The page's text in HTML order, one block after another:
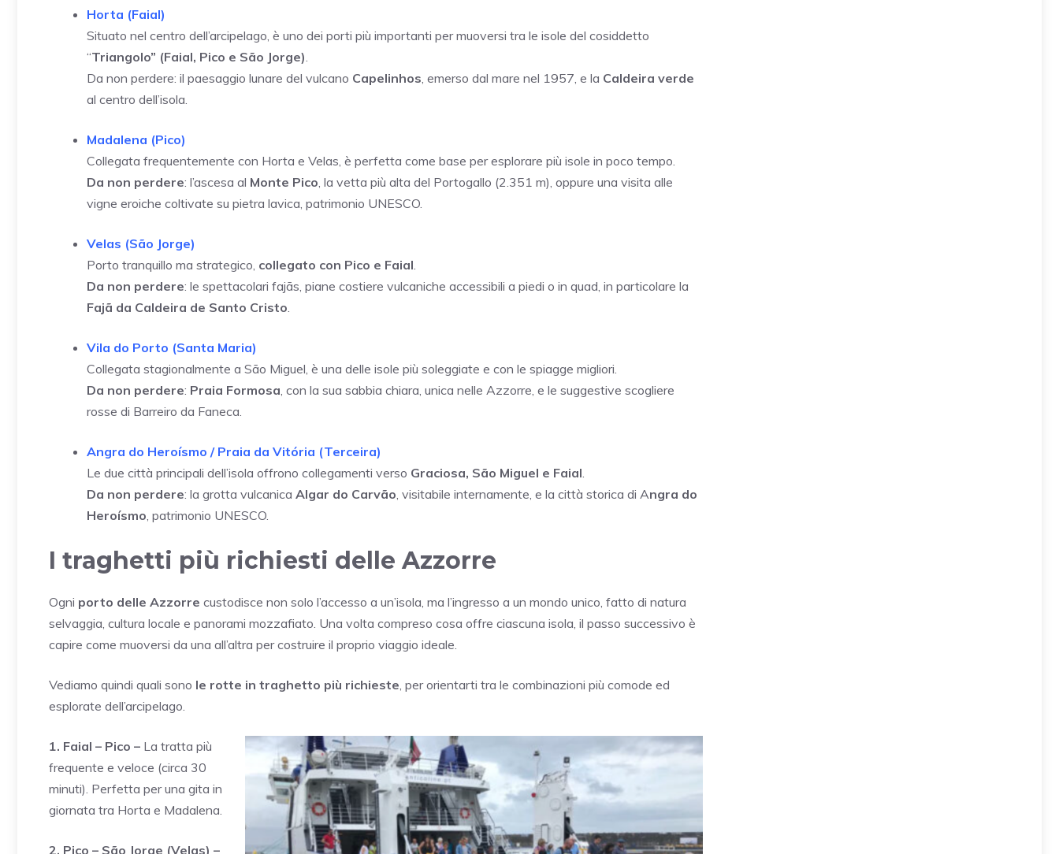
Horta (Faial)
Situato nel centro dell’arcipelago, è uno dei porti più importanti per muoversi tra le isole del cosiddetto
“Triangolo” (Faial, Pico e São Jorge)
Da non perdere: il paesaggio lunare del vulcano Capelinhos , emerso dal mare nel 1957, e la Caldeira verde
al centro dell’isola.
Madalena (Pico)
Collegata frequentemente con Horta e Velas, è perfetta come base per esplorare più isole in poco tempo.
Da non perdere: l’ascesa al Monte Pico , la vetta più alta del Portogallo (2.351 m), oppure una visita alle
vigne eroiche coltivate su pietra lavica, patrimonio UNESCO.
Velas (São Jorge)
Porto tranquillo ma strategico, collegato con Pico e Faial
Da non perdere: le spettacolari fajãs, piane costiere vulcaniche accessibili a piedi o in quad, in particolare la
Fajã da Caldeira de Santo Cristo
Vila do Porto (Santa Maria)
Collegata stagionalmente a São Miguel, è una delle isole più soleggiate e con le spiagge migliori.
Da non perdere: Praia Formosa , con la sua sabbia chiara, unica nelle Azzorre, e le suggestive scogliere
rosse di Barreiro da Faneca.
Angra do Heroísmo / Praia da Vitória (Terceira)
Le due città principali dell’isola offrono collegamenti verso Graciosa, São Miguel e Faial
Da non perdere: la grotta vulcanica Algar do Carvão , visitabile internamente, e la città storica di Angra do
Heroísmo , patrimonio UNESCO.
I traghetti più richiesti delle Azzorre
Ogni porto delle Azzorre custodisce non solo l’accesso a un’isola, ma l’ingresso a un mondo unico, fatto di natura
selvaggia, cultura locale e panorami mozzafiato. Una volta compreso cosa offre ciascuna isola, il passo successivo è
capire come muoversi da una all’altra per costruire il proprio viaggio ideale.
Vediamo quindi quali sono le rotte in traghetto più richieste , per orientarti tra le combinazioni più comode ed
esplorate dell’arcipelago.
1. Faial – Pico – La tratta più
frequente e veloce (circa 30
minuti). Perfetta per una gita in
giornata tra Horta e Madalena.
2. Pico – São Jorge (Velas) –